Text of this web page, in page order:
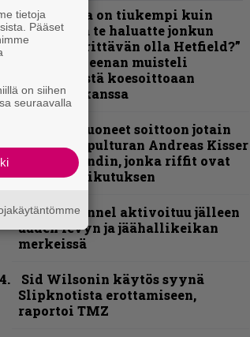
”Metallica on tiukempi kuin
koskaan ja te haluatte jonkun
nulikan yrittävän olla Hetfield?”
– Pepper Keenan muisteli
ensimmäistä koesoittoaan
hevijätin kanssa
”He ovat tuoneet soittoon jotain
uutta” – Sepulturan Andreas Kisser
nimeää bändin, jonka riffit ovat
tehneet vaikutuksen
Blind Channel aktivoituu jälleen
uuden levyn ja jäähallikeikan
merkeissä
Sid Wilsonin käytös syynä
Slipknotista erottamiseen,
raportoi TMZ
tietoja
Pääset
on siihen
seuraavalla